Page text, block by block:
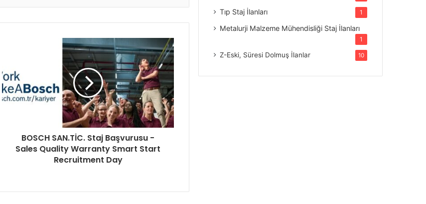
BOSCH SAN.TİC. Staj Başvurusu -
Sales Quality Warranty Smart Start
Recruitment Day
Tıp Staj İlanları 1
Metalurji Malzeme Mühendisliği Staj İlanları
1
Z-Eski, Süresi Dolmuş İlanlar 10